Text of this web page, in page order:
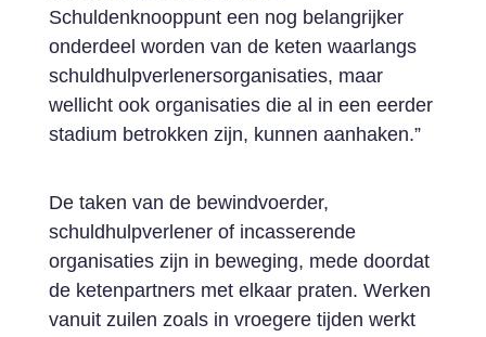
Schuldenknooppunt een nog belangrijker
onderdeel worden van de keten waarlangs
schuldhulpverlenersorganisaties, maar
wellicht ook organisaties die al in een eerder
stadium betrokken zijn, kunnen aanhaken.”
De taken van de bewindvoerder,
schuldhulpverlener of incasserende
organisaties zijn in beweging, mede doordat
de ketenpartners met elkaar praten. Werken
vanuit zuilen zoals in vroegere tijden werkt